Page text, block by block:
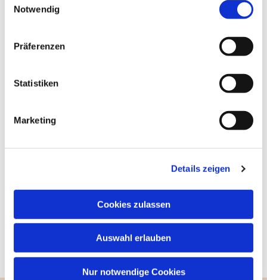
Notwendig
Präferenzen
Statistiken
Marketing
Details zeigen
Cookies zulassen
Auswahl erlauben
Nur notwendige Cookies